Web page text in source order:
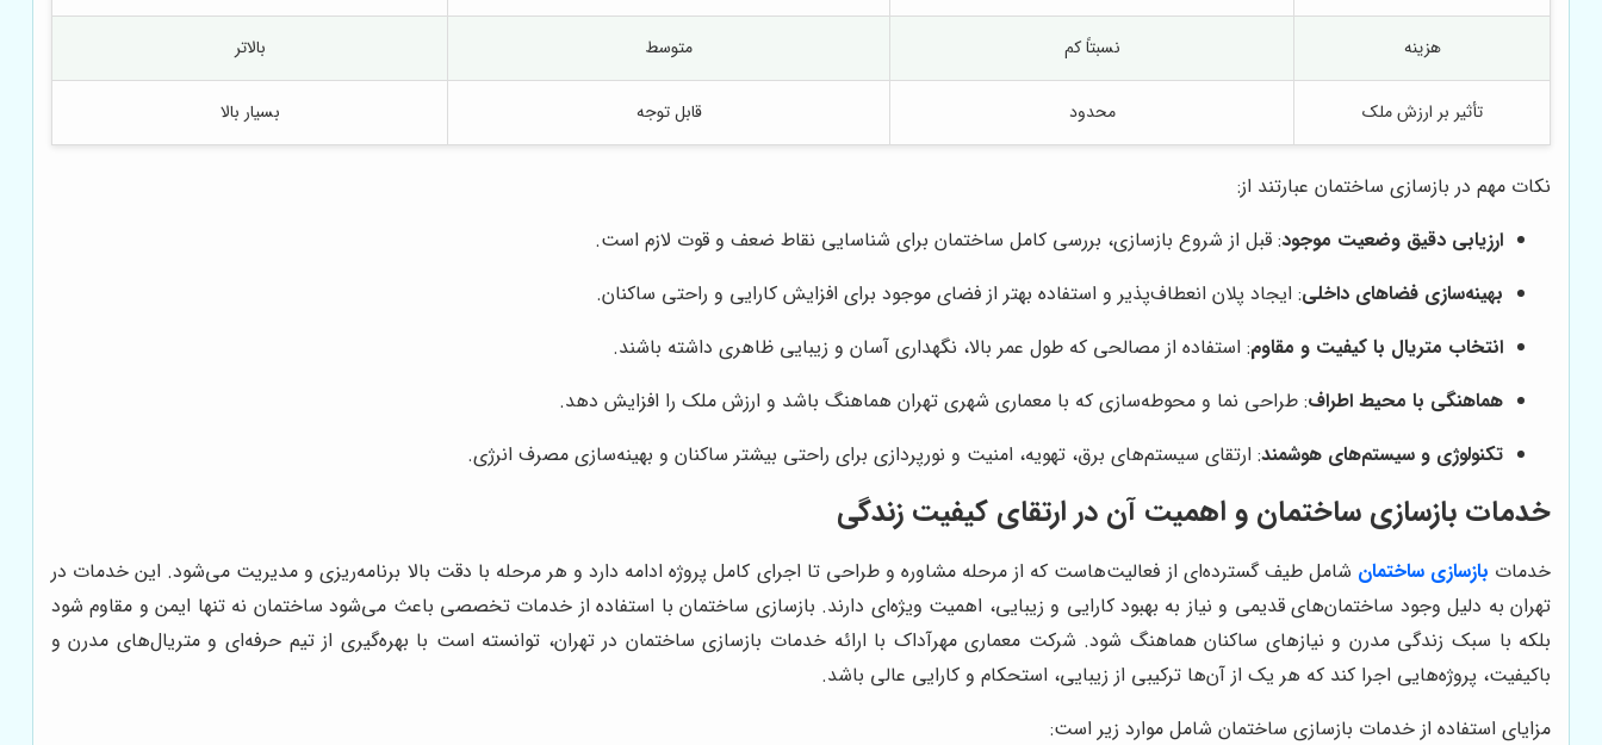
هزینه نسبتاً کم متوسط بالاتر
تأثیر بر ارزش ملک محدود قابل توجه بسیار بالا
نکات مهم در بازسازی ساختمان عبارتند از:
ارزیابی دقیق وضعیت موجود: قبل از شروع بازسازی، بررسی کامل ساختمان برای شناسایی نقاط ضعف و قوت لازم است.
بهینه‌سازی فضاهای داخلی: ایجاد پلان انعطاف‌پذیر و استفاده بهتر از فضای موجود برای افزایش کارایی و راحتی ساکنان.
انتخاب متریال با کیفیت و مقاوم: استفاده از مصالحی که طول عمر بالا، نگهداری آسان و زیبایی ظاهری داشته باشند.
هماهنگی با محیط اطراف: طراحی نما و محوطه‌سازی که با معماری شهری تهران هماهنگ باشد و ارزش ملک را افزایش دهد.
تکنولوژی و سیستم‌های هوشمند: ارتقای سیستم‌های برق، تهویه، امنیت و نورپردازی برای راحتی بیشتر ساکنان و بهینه‌سازی مصرف انرژی.
خدمات بازسازی ساختمان و اهمیت آن در ارتقای کیفیت زندگی
خدمات بازسازی ساختمان شامل طیف گسترده‌ای از فعالیت‌هاست که از مرحله مشاوره و طراحی تا اجرای کامل پروژه ادامه دارد و هر مرحله با دقت بالا برنامه‌ریزی و مدیریت می‌شود. این خدمات در
تهران به دلیل وجود ساختمان‌های قدیمی و نیاز به بهبود کارایی و زیبایی، اهمیت ویژه‌ای دارند. بازسازی ساختمان با استفاده از خدمات تخصصی باعث می‌شود ساختمان نه تنها ایمن و مقاوم شود
بلکه با سبک زندگی مدرن و نیازهای ساکنان هماهنگ شود. شرکت معماری مهرآداک با ارائه خدمات بازسازی ساختمان در تهران، توانسته است با بهره‌گیری از تیم حرفه‌ای و متریال‌های مدرن و
باکیفیت، پروژه‌هایی اجرا کند که هر یک از آن‌ها ترکیبی از زیبایی، استحکام و کارایی عالی باشد.
مزایای استفاده از خدمات بازسازی ساختمان شامل موارد زیر است: